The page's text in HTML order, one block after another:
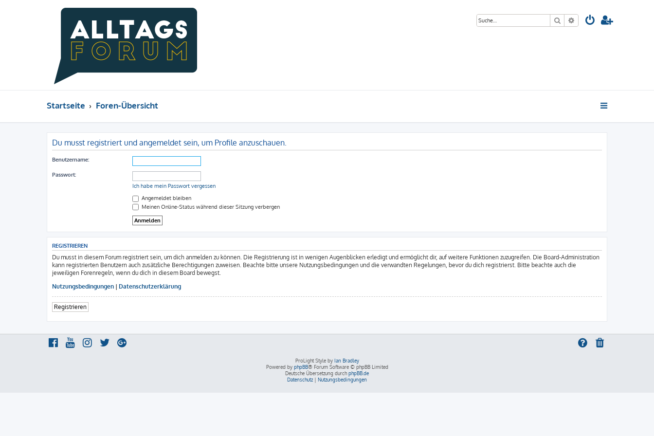
Suche Erweiterte Suche
Startseite Foren-Übersicht
Du musst registriert und angemeldet sein, um Profile anzuschauen.
Benutzername:
Passwort:
Ich habe mein Passwort vergessen
Angemeldet bleiben
Meinen Online-Status während dieser Sitzung verbergen
REGISTRIEREN
Du musst in diesem Forum registriert sein, um dich anmelden zu können. Die Registrierung ist in wenigen Augenblicken erledigt und ermöglicht dir, auf weitere Funktionen zuzugreifen. Die Board-Administration
kann registrierten Benutzern auch zusätzliche Berechtigungen zuweisen. Beachte bitte unsere Nutzungsbedingungen und die verwandten Regelungen, bevor du dich registrierst. Bitte beachte auch die
jeweiligen Forenregeln, wenn du dich in diesem Board bewegst.
Nutzungsbedingungen | Datenschutzerklärung
Registrieren
ProLight Style by Ian Bradley
Powered by phpBB® Forum Software © phpBB Limited
Deutsche Übersetzung durch phpBB.de
Datenschutz | Nutzungsbedingungen